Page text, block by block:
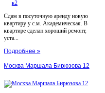
Сдам в посуточную аренду новую
квартиру у с.м. Академическая. В
квартире сделан хороший ремонт,
уста...
Подробнее »
Москва Маршала Бирюзова 12